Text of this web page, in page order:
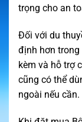
trọng cho an
Đối với du
định hơn trong
kèm và hỗ trợ
cũng có thể
ngoài nếu cần.